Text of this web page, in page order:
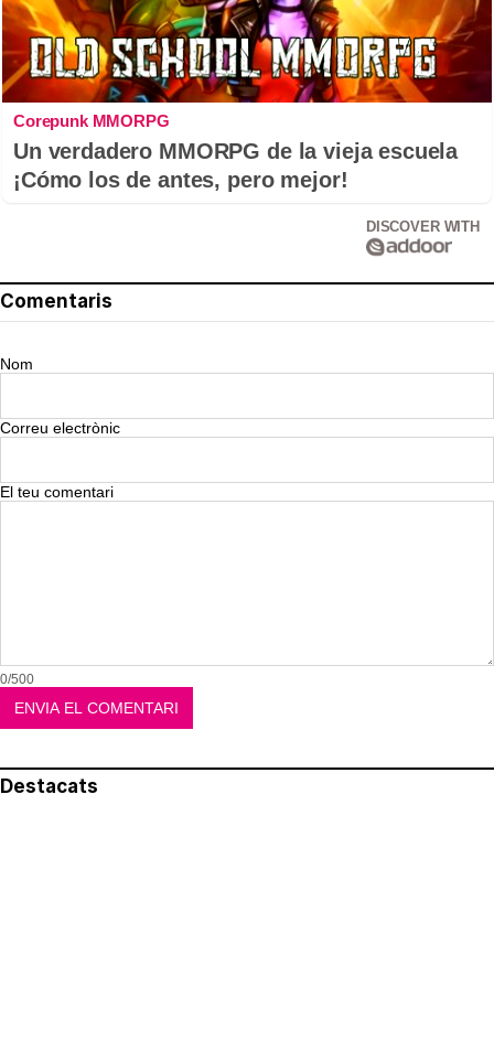
Corepunk MMORPG
Un verdadero MMORPG de la vieja escuela
¡Cómo los de antes, pero mejor!
DISCOVER WITH
Comentaris
Nom
Correu electrònic
El teu comentari
0/500
Destacats